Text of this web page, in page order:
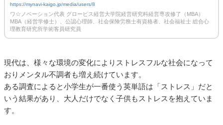
https://mynavi-kaigo.jp/media/users/8
ワ☆ノベーション代表 グロービス経営大学院経営研究科経営専攻修了（MBA）
MBA（経営学修士）、公認心理師、社会保険労務士有資格者、社会福祉士 総合心
理教育研究所学術客員研究員
現代は、様々な環境の変化によりストレスフルな社会になって
おりメンタル不調者も増え続けています。
ある調査によると小学生が一番使う英単語は「ストレス」だと
いう結果があり、大人だけでなく子供もストレスを抱えていま
す。